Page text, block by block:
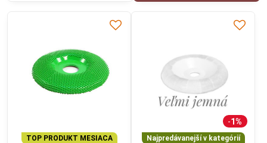
TOP PRODUKT MESIACA
1%
Najpredávanejší v kategórií